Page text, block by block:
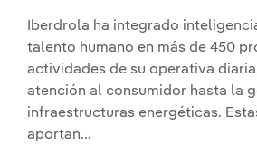
Iberdrola ha integrado
talento humano en más de 450
actividades de su operativa
atención al consumidor hasta la
infraestructuras energéticas.
aportan...